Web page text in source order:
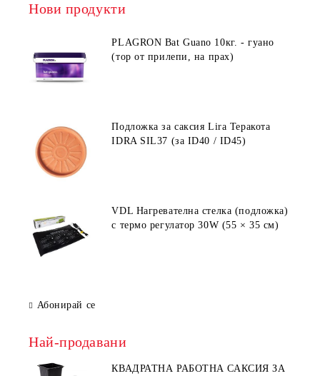
Нови продукти
PLAGRON Bat Guano 10кг. - гуано
(тор от прилепи, на прах)
Подложка за саксия Lira Теракота
IDRA SIL37 (за ID40 / ID45)
VDL Нагревателна стелка (подложка)
с термо регулатор 30W (55 × 35 см)
Абонирай се
Най-продавани
КВАДРАТНА РАБОТНА САКСИЯ ЗА